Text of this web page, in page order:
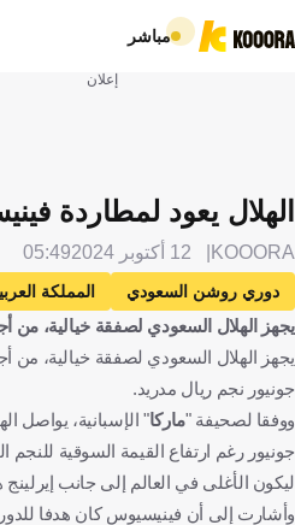
مباشر
إعلان
الهلال يعود لمطاردة
KOOORA 12 أكتوبر 2024 05:49
دوري روشن السعودي المملكة
إسبانيا
سيلتا فيجو الهلال
فينيسيوس جونيور
البرازيل
كرة قدم
يجهز الهلال السعودي لصفقة خيالية، من
يجهز الهلال السعودي لصفقة خيالية، من
جونيور نجم ريال مدريد.
ووفقا لصحيفة "ماركا" الإسبانية، يواصل
ليكون الأغلى في العالم إلى جانب
وأشارت إلى أن فينيسيوس كان هدفا